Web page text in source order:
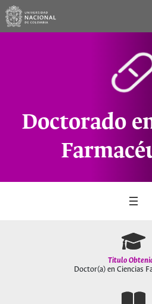
Saltar
contenido
Doctorado
Titulo
Doctor(a) en Ciencias